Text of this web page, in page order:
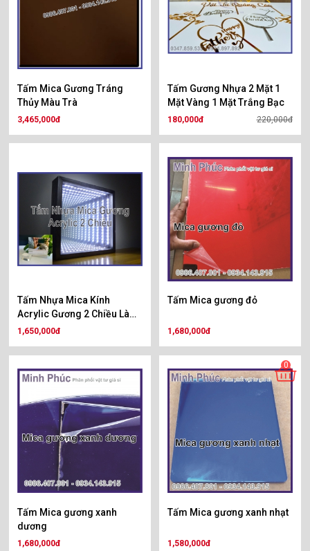
Tấm Mica Gương Tráng
Thủy Màu Trà
3,465,000đ
Tấm Gương Nhựa 2 Mặt 1
Mặt Vàng 1 Mặt Trắng Bạc
180,000đ 220,000đ
Tấm Nhựa Mica Kính
Acrylic Gương 2 Chiều Làm
Hộp Đèn Vô Cực
1,650,000đ
Tấm Mica gương đỏ
1,680,000đ
Tấm Mica gương xanh
dương
1,680,000đ
Tấm Mica gương xanh nhạt
1,580,000đ
0